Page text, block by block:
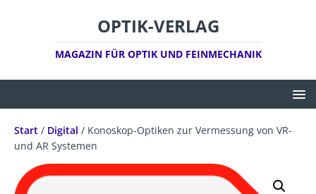
OPTIK-VERLAG
MAGAZIN FÜR OPTIK UND FEINMECHANIK
Start / Digital / Konoskop-Optiken zur Vermessung von VR-
und AR Systemen